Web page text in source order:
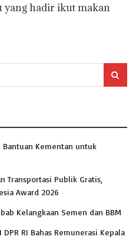
yang hadir ikut makan
Bantuan Kementan untuk
Transportasi Publik Gratis,
Award 2026
Kelangkaan Semen dan BBM
RI Bahas Remunerasi Kepala